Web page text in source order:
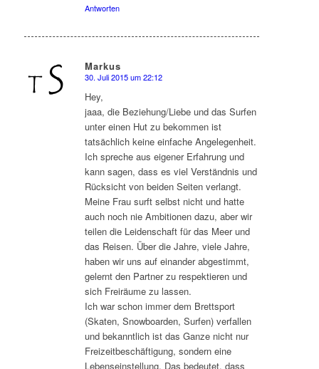
Antworten
Markus
sagte:
30. Juli 2015 um 22:12
Hey,
jaaa, die Beziehung/Liebe und das Surfen
unter einen Hut zu bekommen ist
tatsächlich keine einfache Angelegenheit.
Ich spreche aus eigener Erfahrung und
kann sagen, dass es viel Verständnis und
Rücksicht von beiden Seiten verlangt.
Meine Frau surft selbst nicht und hatte
auch noch nie Ambitionen dazu, aber wir
teilen die Leidenschaft für das Meer und
das Reisen. Über die Jahre, viele Jahre,
haben wir uns auf einander abgestimmt,
gelernt den Partner zu respektieren und
sich Freiräume zu lassen.
Ich war schon immer dem Brettsport
(Skaten, Snowboarden, Surfen) verfallen
und bekanntlich ist das Ganze nicht nur
Freizeitbeschäftigung, sondern eine
Lebenseinstellung. Das bedeutet, dass